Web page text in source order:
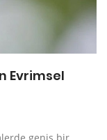
Evrimsel